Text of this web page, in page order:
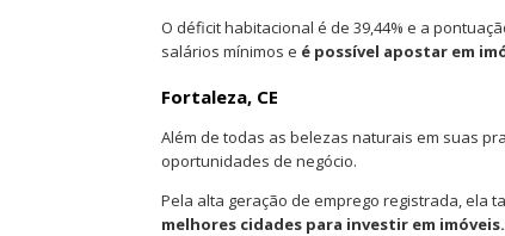
O déficit habitacional é de 39,44% e a
salários mínimos e é possível apostar em
Fortaleza, CE
Além de todas as belezas naturais em suas
oportunidades de negócio.
Pela alta geração de emprego registrada, ela
melhores cidades para investir em imóveis.